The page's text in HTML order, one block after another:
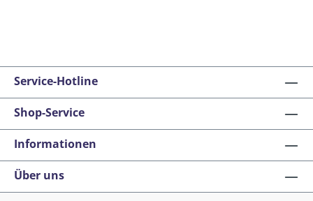
Service-Hotline
Shop-Service
Informationen
Über uns